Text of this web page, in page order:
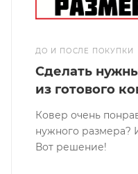
ДО И ПОСЛЕ ПОКУПКИ
Сделать
из готового
Ковер очень
нужного размера?
Вот решение!